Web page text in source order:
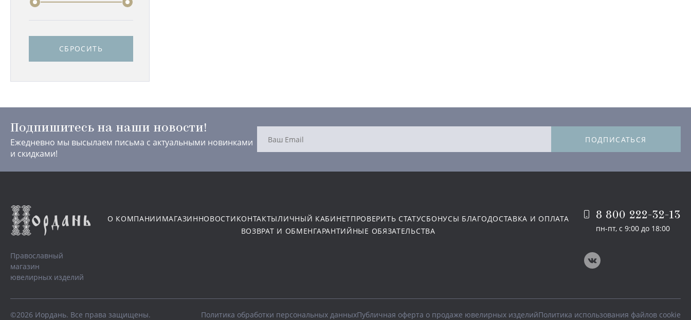
СБРОСИТЬ
Подпишитесь на наши новости!
Ежедневно мы высылаем письма с актуальными новинками
и скидками!
ПОДПИСАТЬСЯ
Православный
магазин
ювелирных изделий
О КОМПАНИИМАГАЗИННОВОСТИКОНТАКТЫЛИЧНЫЙ КАБИНЕТПРОВЕРИТЬ СТАТУСБОНУСЫ БЛАГОДОСТАВКА И ОПЛАТА
ВОЗВРАТ И ОБМЕНГАРАНТИЙНЫЕ ОБЯЗАТЕЛЬСТВА
8 800 222-32-13
пн-пт, с 9:00 до 18:00
©2026 Иордань. Все права защищены. Политика обработки персональных данныхПубличная оферта о продаже ювелирных изделийПолитика использования файлов cookie